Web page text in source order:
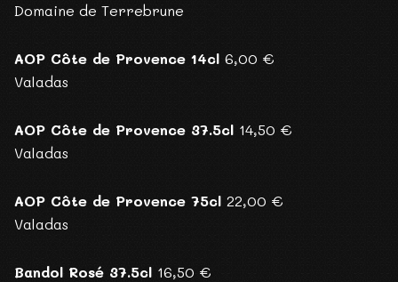
Domaine de Terrebrune
AOP Côte de Provence 14cl 6,00 €
Valadas
AOP Côte de Provence 37.5cl 14,50 €
Valadas
AOP Côte de Provence 75cl 22,00 €
Valadas
Bandol Rosé 37.5cl 16,50 €